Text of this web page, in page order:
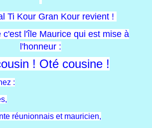
Ti Kour Gran Kour revient !
c'est l'île Maurice qui est mise à
l'honneur :
! Oté cousine !
:
réunionnais et mauricien,